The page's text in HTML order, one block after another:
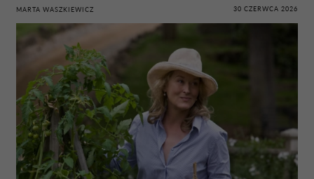
MARTA WASZKIEWICZ 30 CZERWCA 2026